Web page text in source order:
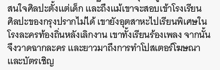
สนใจศิลปะตั้งแต่เด็ก และถึงแม้เขาจะสอบเข้าโรงเรียน
ศิลปะของกรุงปรากไม่ได้ เขายังอุตสาหะไปเรียนพิเศษใน
โรงละครท้องถิ่นหลังเลิกงาน เขาทั้งเรียนร้องเพลง จากนั้น
จึงวาดฉากละคร และยาวมาถึงการทำโปสเตอร์โฆษณา
และบัตรเชิญ